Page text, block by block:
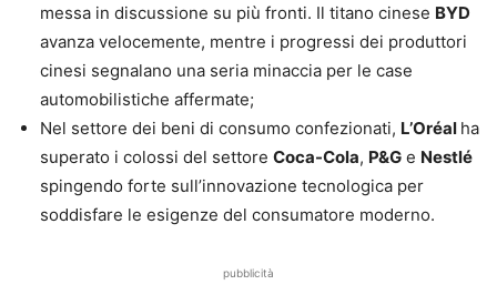
messa in discussione su più fronti. Il titano cinese BYD
avanza velocemente, mentre i progressi dei produttori
cinesi segnalano una seria minaccia per le case
automobilistiche affermate;
Nel settore dei beni di consumo confezionati, L’Oréal ha
superato i colossi del settore Coca-Cola, P&G e Nestlé
spingendo forte sull’innovazione tecnologica per
soddisfare le esigenze del consumatore moderno.
pubblicità